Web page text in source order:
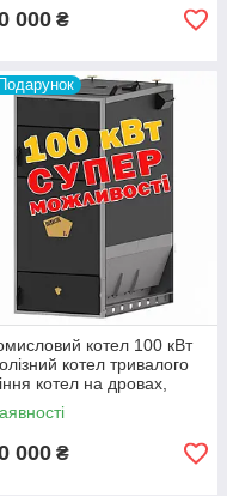
000 ₴
Подарунок
котел 100 кВт
котел тривалого
котел на дровах,
тирсі, ДСП
000 ₴